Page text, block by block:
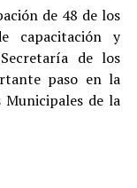
de 48 de los
capacitación y
de los
paso en la
de la